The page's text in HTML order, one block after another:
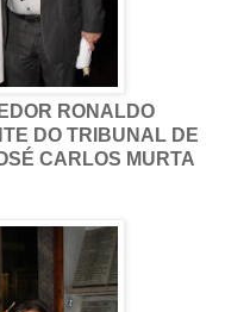
RONALDO
DO TRIBUNAL DE
CARLOS MURTA